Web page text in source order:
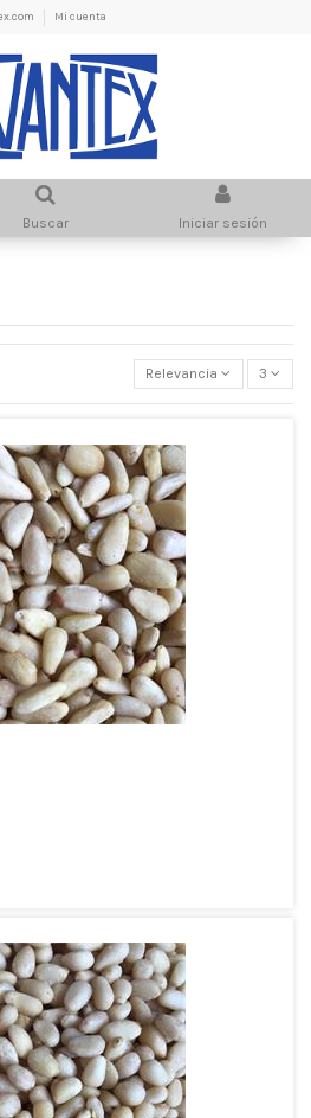
Mi cuenta
Buscar Iniciar sesión
Relevancia 3